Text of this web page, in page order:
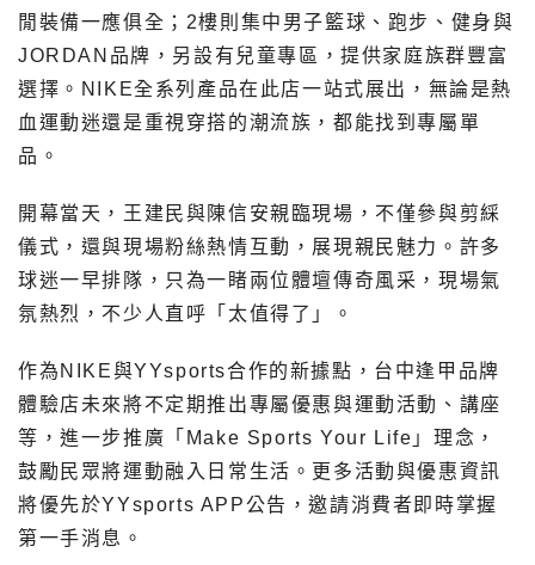
閒裝備一應俱全；2樓則集中男子籃球、跑步、健身與
JORDAN品牌，另設有兒童專區，提供家庭族群豐富
選擇。NIKE全系列產品在此店一站式展出，無論是熱
血運動迷還是重視穿搭的潮流族，都能找到專屬單
品。
開幕當天，王建民與陳信安親臨現場，不僅參與剪綵
儀式，還與現場粉絲熱情互動，展現親民魅力。許多
球迷一早排隊，只為一睹兩位體壇傳奇風采，現場氣
氛熱烈，不少人直呼「太值得了」。
作為NIKE與YYsports合作的新據點，台中逢甲品牌
體驗店未來將不定期推出專屬優惠與運動活動、講座
等，進一步推廣「Make Sports Your Life」理念，
鼓勵民眾將運動融入日常生活。更多活動與優惠資訊
將優先於YYsports APP公告，邀請消費者即時掌握
第一手消息。